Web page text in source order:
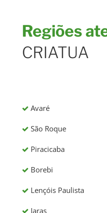
Regiões
CRIATUA
Avaré
São Roque
Piracicaba
Borebi
Lençóis Paulista
Iaras